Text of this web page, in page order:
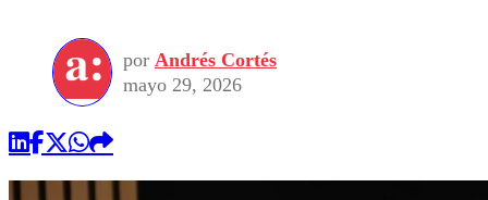
por Andrés Cortés
mayo 29, 2026